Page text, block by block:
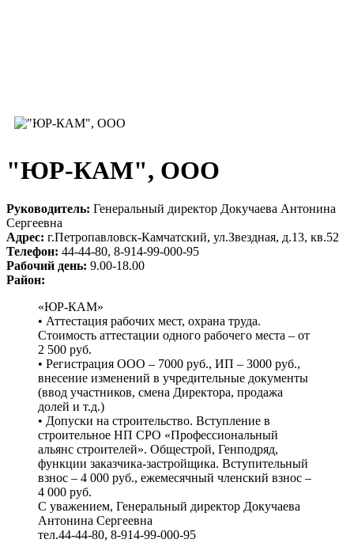
"ЮР-КАМ", ООО
Руководитель: Генеральный директор Докучаева Антонина
Сергеевна
Адрес: г.Петропавловск-Камчатский, ул.Звездная, д.13, кв.52
Телефон: 44-44-80, 8-914-99-000-95
Рабочий день: 9.00-18.00
Район:
«ЮР-КАМ»
• Аттестация рабочих мест, охрана труда.
Стоимость аттестации одного рабочего места – от
2 500 руб.
• Регистрация ООО – 7000 руб., ИП – 3000 руб.,
внесение изменений в учредительные документы
(ввод участников, смена Директора, продажа
долей и т.д.)
• Допуски на строительство. Вступление в
строительное НП СРО «Профессиональный
альянс строителей». Общестрой, Генподряд,
функции заказчика-застройщика. Вступительный
взнос – 4 000 руб., ежемесячный членский взнос –
4 000 руб.
С уважением, Генеральный директор Докучаева
Антонина Сергеевна
тел.44-44-80, 8-914-99-000-95